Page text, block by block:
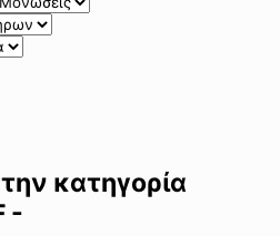
κατηγορία
-